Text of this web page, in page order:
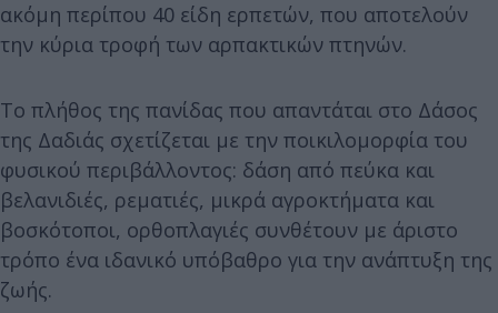
ακόμη περίπου 40 είδη ερπετών, που αποτελούν
την κύρια τροφή των αρπακτικών πτηνών.
Το πλήθος της πανίδας που απαντάται στο Δάσος
της Δαδιάς σχετίζεται με την ποικιλομορφία του
φυσικού περιβάλλοντος: δάση από πεύκα και
βελανιδιές, ρεματιές, μικρά αγροκτήματα και
βοσκότοποι, ορθοπλαγιές συνθέτουν με άριστο
τρόπο ένα ιδανικό υπόβαθρο για την ανάπτυξη της
ζωής.